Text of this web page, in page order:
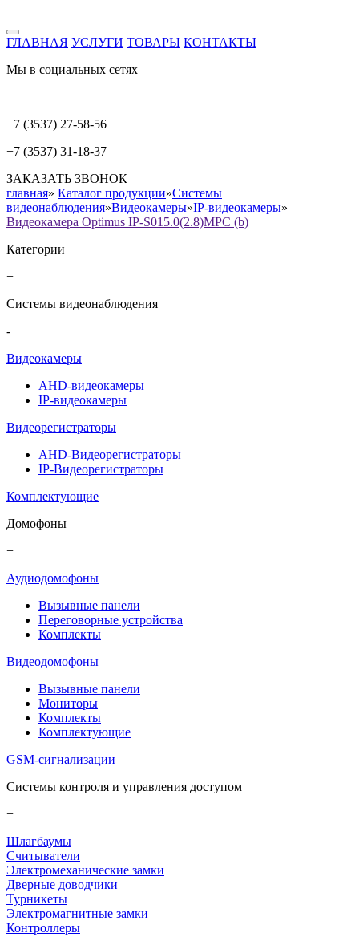
ГЛАВНАЯ УСЛУГИ ТОВАРЫ КОНТАКТЫ
Мы в социальных сетях
+7 (3537) 27-58-56
+7 (3537) 31-18-37
ЗАКАЗАТЬ ЗВОНОК
главная» Каталог продукции»Системы
видеонаблюдения»Видеокамеры»IP-видеокамеры»
Видеокамера Optimus IP-S015.0(2.8)MPC (b)
Категории
+
Системы видеонаблюдения
-
Видеокамеры
AHD-видеокамеры
IP-видеокамеры
Видеорегистраторы
AHD-Видеорегистраторы
IP-Видеорегистраторы
Комплектующие
Домофоны
+
Аудиодомофоны
Вызывные панели
Переговорные устройства
Комплекты
Видеодомофоны
Вызывные панели
Мониторы
Комплекты
Комплектующие
GSM-сигнализации
Системы контроля и управления доступом
+
Шлагбаумы
Считыватели
Электромеханические замки
Дверные доводчики
Турникеты
Электромагнитные замки
Контроллеры